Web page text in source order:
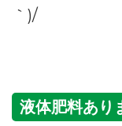
｀)/
液体肥料あり